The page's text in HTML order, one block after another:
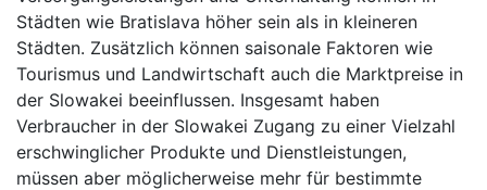
Städten wie Bratislava höher sein als in kleineren
Städten. Zusätzlich können saisonale Faktoren wie
Tourismus und Landwirtschaft auch die Marktpreise in
der Slowakei beeinflussen. Insgesamt haben
Verbraucher in der Slowakei Zugang zu einer Vielzahl
erschwinglicher Produkte und Dienstleistungen,
müssen aber möglicherweise mehr für bestimmte